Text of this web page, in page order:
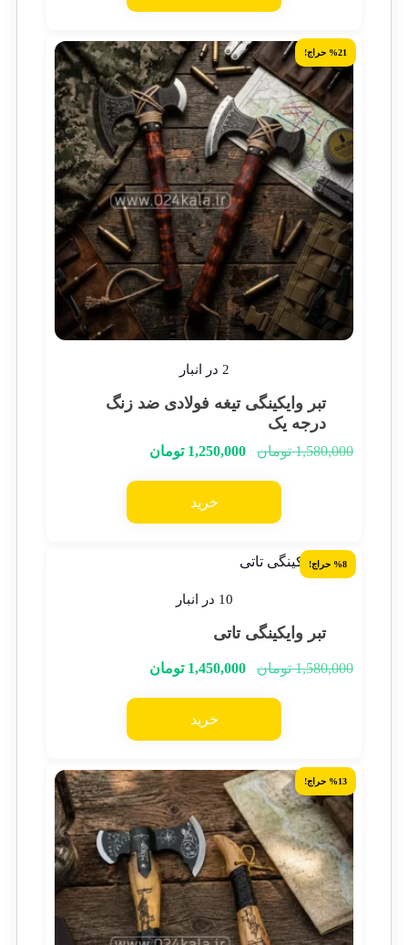
%21 حراج!
2 در انبار
تبر وایکینگی تیغه فولادی ضد زنگ
درجه یک
1,580,000 تومان 1,250,000 تومان
خرید
%8 حراج!
10 در انبار
تبر وایکینگی تاتی
1,580,000 تومان 1,450,000 تومان
خرید
%13 حراج!